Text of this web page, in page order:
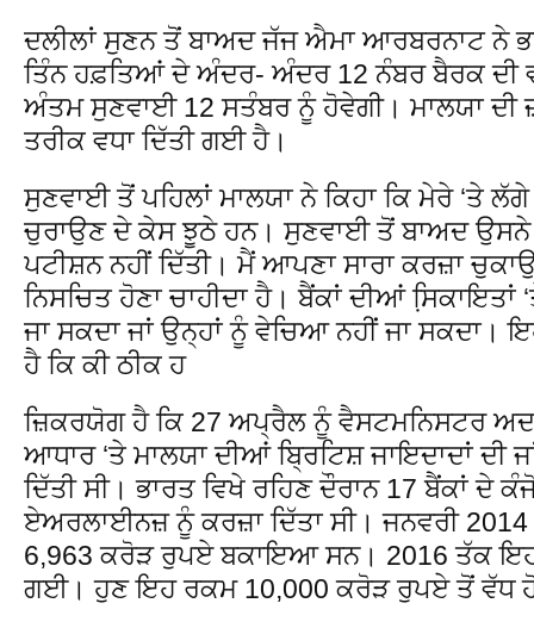
ਦਲੀਲਾਂ ਸੁਣਨ ਤੋਂ ਬਾਅਦ ਜੱਜ ਐਮਾ ਆਰਬਰਨਾਟ ਨੇ
ਤਿੰਨ ਹਫ਼ਤਿਆਂ ਦੇ ਅੰਦਰ- ਅੰਦਰ 12 ਨੰਬਰ ਬੈਰਕ ਦੀ
ਅੰਤਮ ਸੁਣਵਾਈ 12 ਸਤੰਬਰ ਨੂੰ ਹੋਵੇਗੀ। ਮਾਲਯਾ ਦੀ
ਤਰੀਕ ਵਧਾ ਦਿੱਤੀ ਗਈ ਹੈ।
ਸੁਣਵਾਈ ਤੋਂ ਪਹਿਲਾਂ ਮਾਲਯਾ ਨੇ ਕਿਹਾ ਕਿ ਮੇਰੇ ‘ਤੇ
ਚੁਰਾਉਣ ਦੇ ਕੇਸ ਝੂਠੇ ਹਨ। ਸੁਣਵਾਈ ਤੋਂ ਬਾਅਦ ਉਸਨੇ
ਪਟੀਸ਼ਨ ਨਹੀਂ ਦਿੱਤੀ। ਮੈਂ ਆਪਣਾ ਸਾਰਾ ਕਰਜ਼ਾ
ਨਿਸਚਿਤ ਹੋਣਾ ਚਾਹੀਦਾ ਹੈ। ਬੈਂਕਾਂ ਦੀਆਂ ਸਿ਼ਕਾਇਤਾਂ
ਜਾ ਸਕਦਾ ਜਾਂ ਉਨ੍ਹਾਂ ਨੂੰ ਵੇਚਿਆ ਨਹੀਂ ਜਾ ਸਕਦਾ।
ਹੈ ਕਿ ਕੀ ਠੀਕ ਹ
ਜ਼ਿਕਰਯੋਗ ਹੈ ਕਿ 27 ਅਪ੍ਰੈਲ ਨੂੰ ਵੈਸਟਮਨਿਸਟਰ
ਆਧਾਰ ‘ਤੇ ਮਾਲਯਾ ਦੀਆਂ ਬ੍ਰਿਟਿਸ਼ ਜਾਇਦਾਦਾਂ ਦੀ
ਦਿੱਤੀ ਸੀ। ਭਾਰਤ ਵਿਖੇ ਰਹਿਣ ਦੌਰਾਨ 17 ਬੈਂਕਾਂ ਦੇ
ਏਅਰਲਾਈਨਜ਼ ਨੂੰ ਕਰਜ਼ਾ ਦਿੱਤਾ ਸੀ। ਜਨਵਰੀ
6,963 ਕਰੋੜ ਰੁਪਏ ਬਕਾਇਆ ਸਨ। 2016 ਤੱਕ
ਗਈ। ਹੁਣ ਇਹ ਰਕਮ 10,000 ਕਰੋੜ ਰੁਪਏ ਤੋਂ ਵੱਧ